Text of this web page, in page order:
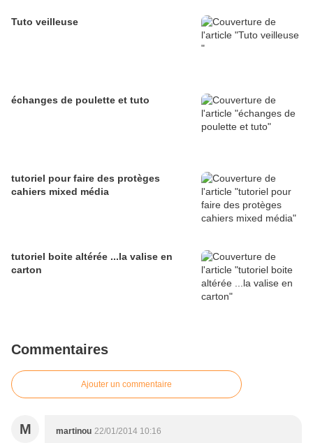
Tuto veilleuse
échanges de poulette et tuto
tutoriel pour faire des protèges
cahiers mixed média
tutoriel boite altérée ...la valise en
carton
Commentaires
Ajouter un commentaire
M martinou 22/01/2014 10:16